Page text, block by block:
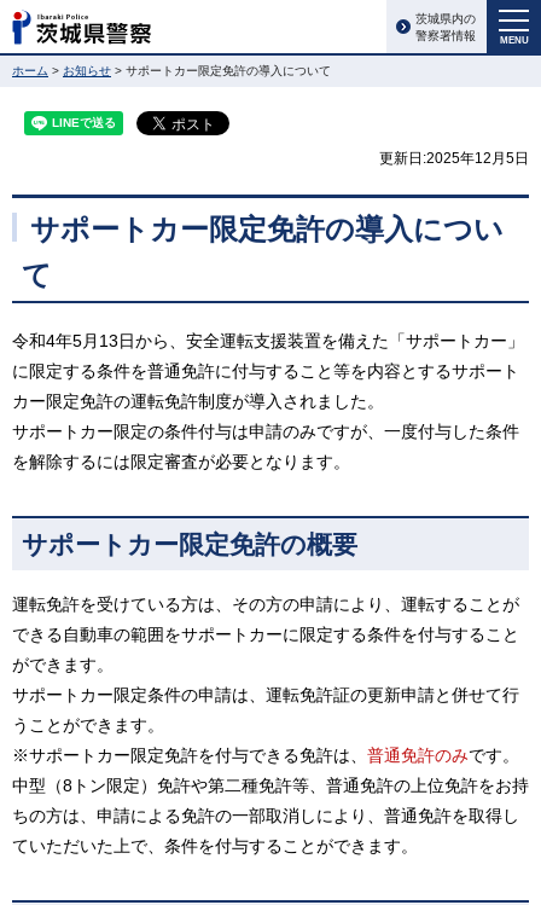
MENU
茨城県内の
警察署情報
ホーム > お知らせ > サポートカー限定免許の導入について
更新日:2025年12月5日
サポートカー限定免許の導入につい
て
令和4年5月13日から、安全運転支援装置を備えた「サポートカー」
に限定する条件を普通免許に付与すること等を内容とするサポート
カー限定免許の運転免許制度が導入されました。
サポートカー限定の条件付与は申請のみですが、一度付与した条件
を解除するには限定審査が必要となります。
サポートカー限定免許の概要
運転免許を受けている方は、その方の申請により、運転することが
できる自動車の範囲をサポートカーに限定する条件を付与すること
ができます。
サポートカー限定条件の申請は、運転免許証の更新申請と併せて行
うことができます。
※サポートカー限定免許を付与できる免許は、 普通免許のみです。
中型（8トン限定）免許や第二種免許等、普通免許の上位免許をお持
ちの方は、申請による免許の一部取消しにより、普通免許を取得し
ていただいた上で、条件を付与することができます。